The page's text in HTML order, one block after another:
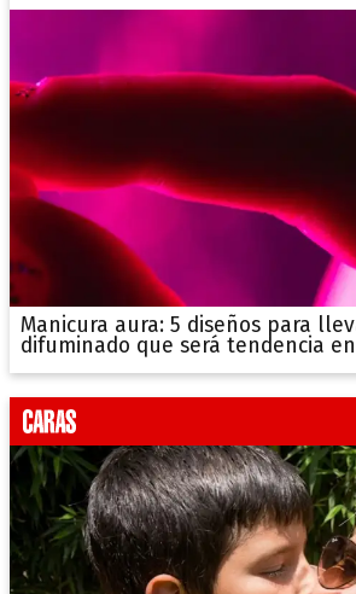
Manicura aura: 5 diseños para
difuminado que será tendencia